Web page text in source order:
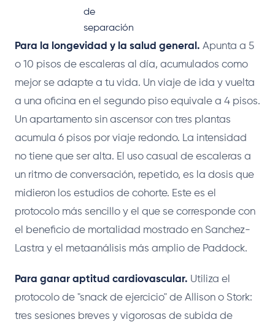
de
separación
Para la longevidad y la salud general. Apunta a 5
o 10 pisos de escaleras al día, acumulados como
mejor se adapte a tu vida. Un viaje de ida y vuelta
a una oficina en el segundo piso equivale a 4 pisos.
Un apartamento sin ascensor con tres plantas
acumula 6 pisos por viaje redondo. La intensidad
no tiene que ser alta. El uso casual de escaleras a
un ritmo de conversación, repetido, es la dosis que
midieron los estudios de cohorte. Este es el
protocolo más sencillo y el que se corresponde con
el beneficio de mortalidad mostrado en Sanchez-
Lastra y el metaanálisis más amplio de Paddock.
Para ganar aptitud cardiovascular. Utiliza el
protocolo de "snack de ejercicio" de Allison o Stork:
tres sesiones breves y vigorosas de subida de